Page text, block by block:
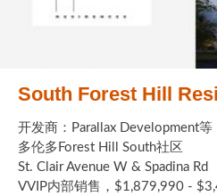
South Forest Hill
开发商：Parallax Development等
多伦多Forest Hill South社区
St. Clair Avenue W & Spadina Rd
VVIP内部销售，$1,879,990 -